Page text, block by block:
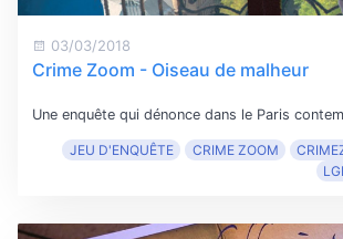
03/03/2018
Crime Zoom - Oiseau de malheur
Une enquête qui dénonce dans le Paris
JEU D'ENQUÊTE CRIME ZOOM